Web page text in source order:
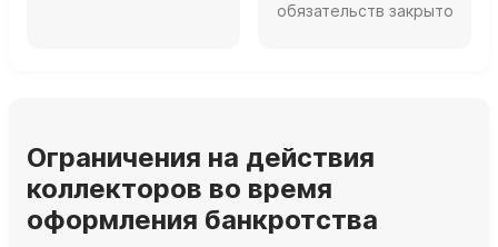
обязательств закрыто
Ограничения на действия
коллекторов во время
оформления банкротства